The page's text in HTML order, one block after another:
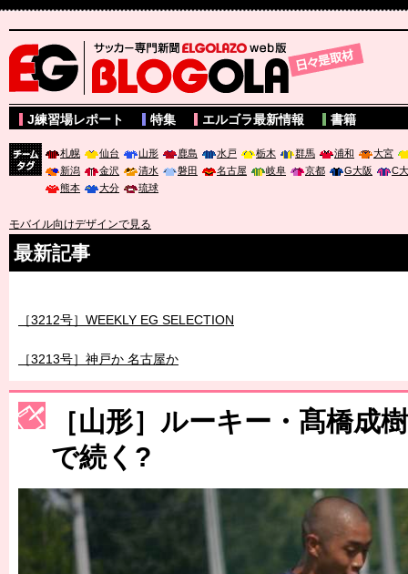
サッカー専門新聞ELGOLAZO web版 BLOGOLA
J練習場レポート 特集 エルゴラ最新情報 書籍
札幌 仙台 山形 鹿島 水戸 栃木 群馬 浦和
大宮
新潟
金沢 清水 磐田 名古屋 岐阜 京都 G大阪
C
熊本
大分 琉球
モバイル向けデザインで見る
最新記事
［3212号］WEEKLY EG SELECTION
［3213号］神戸か 名古屋か
［3214号］WEST制覇
［3215号］WEEKLY EG SELECTION
［3216号］行く末占うラストワン
［3217号］最高の景色へ出国
［3218号］WEEKLY EG SELECTION
［山形］ルーキー・髙橋成
で続く?